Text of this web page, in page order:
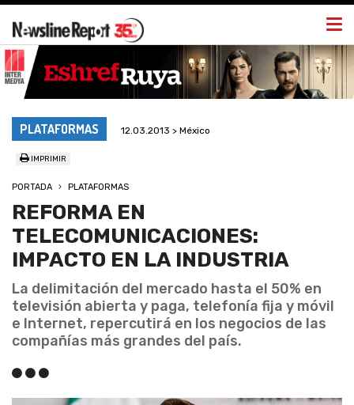
PLATAFORMAS 12.03.2013 > México
IMPRIMIR
PORTADA PLATAFORMAS
REFORMA EN
TELECOMUNICACIONES:
IMPACTO EN LA INDUSTRIA
La delimitación del mercado hasta el 50% en
televisión abierta y paga, telefonía fija y móvil
e Internet, repercutirá en los negocios de las
compañías más grandes del país.